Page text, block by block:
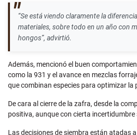
“Se está viendo claramente la
materiales, sobre todo en un año con
hongos”, advirtió.
Además, mencionó el buen
como la 931 y el avance en mezclas
que combinan especies para optimizar la
De cara al cierre de la zafra, desde la
positiva, aunque con cierta incertidumbre
Las decisiones de siembra están atadas